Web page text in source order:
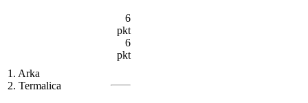
1. Arka
2. Termalica
6
pkt
6
pkt